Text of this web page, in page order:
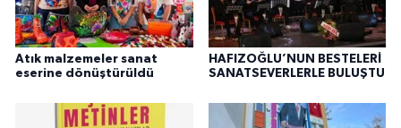
Atık malzemeler sanat
eserine dönüştürüldü
HAFIZOĞLU’NUN BESTELERİ
SANATSEVERLERLE BULUŞTU